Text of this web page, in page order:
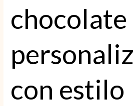
chocolate
con estilo